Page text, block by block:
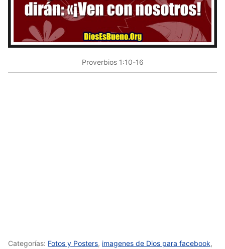
Proverbios 1:10-16
Categorías: Fotos y Posters, imagenes de Dios para facebook,